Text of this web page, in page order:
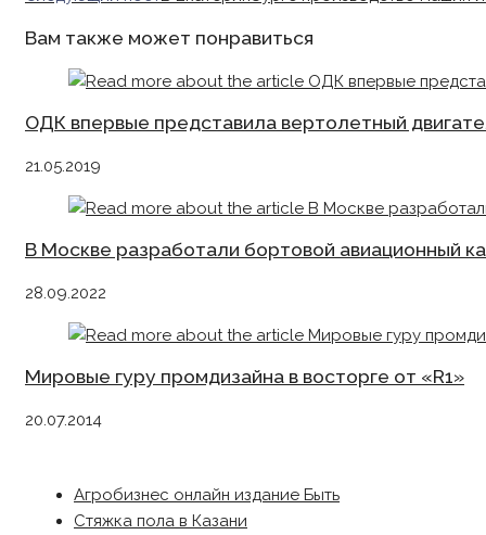
Вам также может понравиться
ОДК впервые представила вертолетный
21.05.2019
В Москве разработали бортовой авиационный
28.09.2022
Мировые гуру промдизайна в восторге от «R1»
20.07.2014
Агробизнес онлайн издание Быть
Стяжка пола в Казани